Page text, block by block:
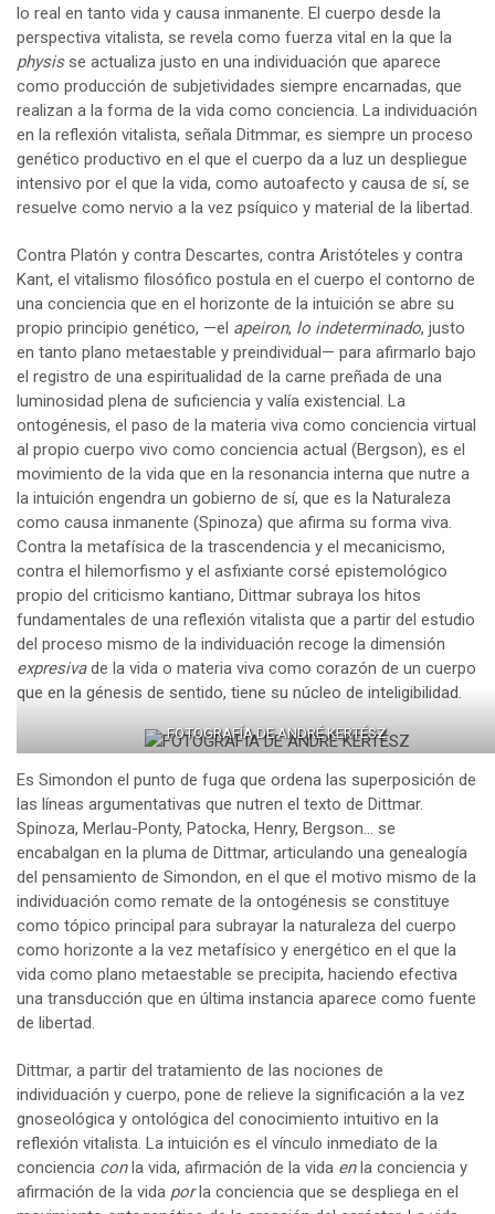
lo real en tanto vida y causa inmanente. El cuerpo desde la
perspectiva vitalista, se revela como fuerza vital en la que la
physisse actualiza justo en una individuación que aparece
como producción de subjetividades siempre encarnadas, que
realizan a la forma de la vida como conciencia. La individuación
en la reflexión vitalista, señala Ditmmar, es siempre un proceso
genético productivo en el que el cuerpo da a luz un despliegue
intensivo por el que la vida, como autoafecto y causa de sí, se
resuelve como nervio a la vez psíquico y material de la libertad.
Contra Platón y contra Descartes, contra Aristóteles y contra
Kant, el vitalismo filosófico postula en el cuerpo el contorno de
una conciencia que en el horizonte de la intuición se abre su
propio principio genético, —el apeiron, lo indeterminado, justo
en tanto plano metaestable y preindividual— para afirmarlo bajo
el registro de una espiritualidad de la carne preñada de una
luminosidad plena de suficiencia y valía existencial. La
ontogénesis, el paso de la materia viva como conciencia virtual
al propio cuerpo vivo como conciencia actual (Bergson), es el
movimiento de la vida que en la resonancia interna que nutre a
la intuición engendra un gobierno de sí, que es la Naturaleza
como causa inmanente (Spinoza) que afirma su forma viva.
Contra la metafísica de la trascendencia y el mecanicismo,
contra el hilemorfismo y el asfixiante corsé epistemológico
propio del criticismo kantiano, Dittmar subraya los hitos
fundamentales de una reflexión vitalista que a partir del estudio
del proceso mismo de la individuación recoge la dimensión
expresivade la vida o materia viva como corazón de un cuerpo
que en la génesis de sentido, tiene su núcleo de inteligibilidad.
FOTOGRAFÍA DE ANDRÉ KERTÉSZ
Es Simondon el punto de fuga que ordena las superposición de
las líneas argumentativas que nutren el texto de Dittmar.
Spinoza, Merlau-Ponty, Patocka, Henry, Bergson… se
encabalgan en la pluma de Dittmar, articulando una genealogía
del pensamiento de Simondon, en el que el motivo mismo de la
individuación como remate de la ontogénesis se constituye
como tópico principal para subrayar la naturaleza del cuerpo
como horizonte a la vez metafísico y energético en el que la
vida como plano metaestable se precipita, haciendo efectiva
una transducción que en última instancia aparece como fuente
de libertad.
Dittmar, a partir del tratamiento de las nociones de
individuación y cuerpo, pone de relieve la significación a la vez
gnoseológica y ontológica del conocimiento intuitivo en la
reflexión vitalista. La intuición es el vínculo inmediato de la
conciencia conla vida, afirmación de la vida enla conciencia y
afirmación de la vida porla conciencia que se despliega en el